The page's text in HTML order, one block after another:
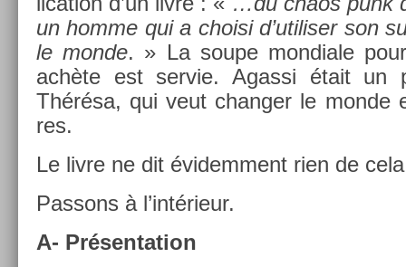
un homme qui a choisi d’utilis­er son
le monde. » La soupe mon­diale
achète est ser­vie. Agas­si était un
Thérésa, qui veut chang­er le monde
res.
Le livre ne dit évidem­ment rien de
Pas­sons à l’intérieur.
A- Présen­ta­tion